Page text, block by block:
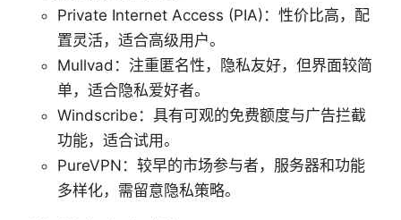
Private Internet Access (PIA)：性价比高，配
置灵活，适合高级用户。
Mullvad：注重匿名性，隐私友好，但界面较简
单，适合隐私爱好者。
Windscribe：具有可观的免费额度与广告拦截
功能，适合试用。
PureVPN：较早的市场参与者，服务器和功能
多样化，需留意隐私策略。